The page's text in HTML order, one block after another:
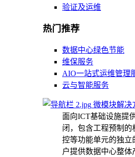
验证及运维
热门推荐
数据中心绿色节能
维保服务
AIO一站式运维管理
云与智能服务
微模块解决
面向ICT基础设施提
闭，包含工程预制
控等功能单元的独立
户提供数据中心整